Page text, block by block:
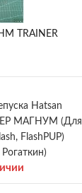
TRAINER
Hatsan
МАГНУМ (для
FlashPUP)